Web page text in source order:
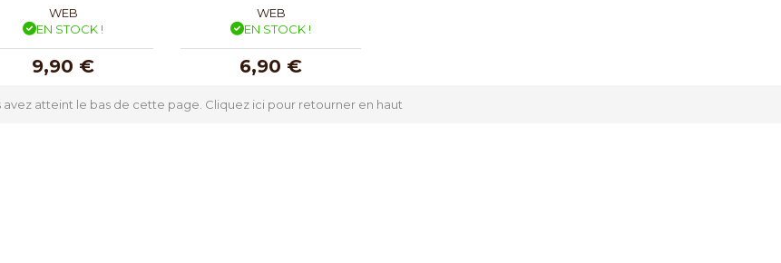
WEB
EN STOCK !
9,90 €
WEB
EN STOCK !
6,90 €
avez atteint le bas de cette page. Cliquez ici pour retourner en haut